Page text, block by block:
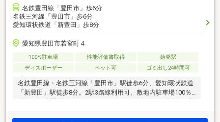
名鉄豊田線「豊田市」歩6分
名鉄三河線「豊田市」歩6分
愛知環状鉄道「新豊田」歩8分
愛知県豊田市若宮町４
100%駐車場 性能評価書取得
始発駅
ディスポーザー
ペット可 ゴミ出し24時間可
名鉄豊田線・名鉄三河線「豊田市」駅徒歩6分、愛知環状鉄道
「新豊田」駅徒歩8分。2駅3路線利用可。敷地内駐車場100％
中心市街地エリア内に全58邸「プレイズ豊田若宮 Tプレミア